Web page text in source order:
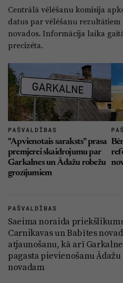
Drošība
Pierīga
Ādaži
Ķekava
Mārupe
Olaine
Ropaži
Salaspils
Sigulda
Jūrmala
Centrālā vēlēšanu komisija
datus par vēlēšanu rezultātiem
novados. Informācija laika
precizēta.
PAŠVALDĪBAS
"Apvienotais saraksts" prasa
premjerei skaidrojumu par
Garkalnes un Ādažu robežu
grozījumiem
PAŠVALDĪBAS
Saeima noraida
Carnikavas un Babītes
atjaunošanu, kā arī
pagasta pievienošanu Ādažu
novadam